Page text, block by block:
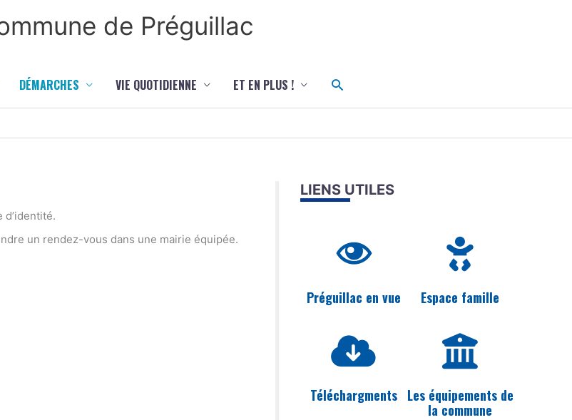
de Préguillac
DÉMARCHES VIE QUOTIDIENNE ET EN PLUS ! Rechercher
d’identité.
un rendez-vous dans une mairie équipée.
LIENS UTILES
Préguillac en vue Espace famille
Téléchargments Les équipements de
la commune